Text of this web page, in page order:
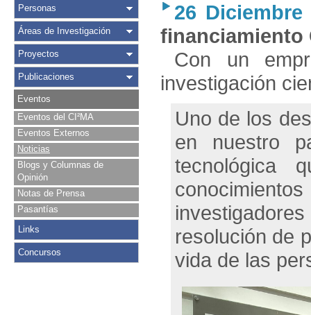
Personas
Áreas de Investigación
Proyectos
Publicaciones
Eventos
Eventos del CI²MA
Eventos Externos
Noticias
Blogs y Columnas de
Opinión
Notas de Prensa
Pasantías
Links
Concursos
26 Diciembre
financiamiento
Con un
investigación
Uno de los
en nuestro
tecnológica
resolución de
vida de las